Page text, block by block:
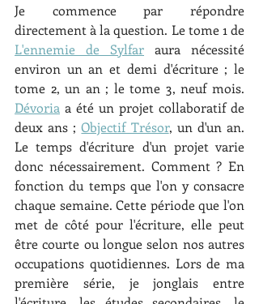
Je commence par répondre
L'ennemie de Sylfar aura nécessité
environ un an et demi d'écriture ; le
Dévoria a été un projet collaboratif de
deux ans ; Objectif Trésor, un d'un an.
Le temps d'écriture d'un projet varie
donc nécessairement. Comment ? En
fonction du temps que l'on y consacre
chaque semaine. Cette période que l'on
met de côté pour l'écriture, elle peut
être courte ou longue selon nos autres
occupations quotidiennes. Lors de ma
première série, je jonglais entre